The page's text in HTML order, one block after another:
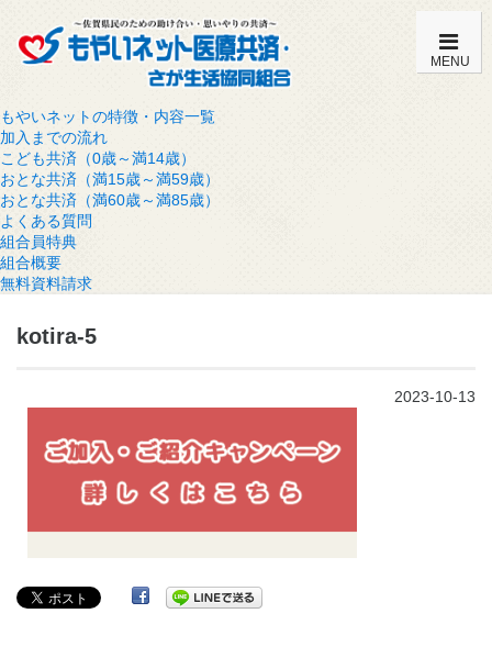
MENU
もやいネットの特徴・内容一覧
加入までの流れ
こども共済（0歳～満14歳）
おとな共済（満15歳～満59歳）
おとな共済（満60歳～満85歳）
よくある質問
組合員特典
組合概要
無料資料請求
kotira-5
2023-10-13